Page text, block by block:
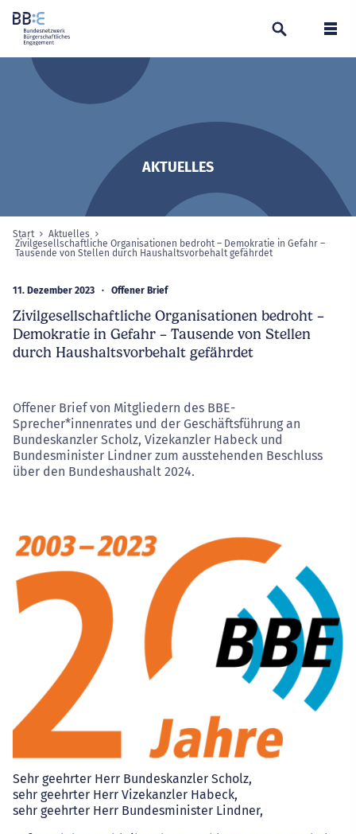
Suchen
AKTUELLES
Sie sind hier:
Start
Aktuelles
Zivilgesellschaftliche Organisationen bedroht – Demokratie in Gefahr –
Tausende von Stellen durch Haushaltsvorbehalt gefährdet
11. Dezember 2023 Offener Brief
Zivilgesellschaftliche Organisationen bedroht –
Demokratie in Gefahr – Tausende von Stellen
durch Haushaltsvorbehalt gefährdet
Offener Brief von Mitgliedern des BBE-
Sprecher*innenrates und der Geschäftsführung an
Bundeskanzler Scholz, Vizekanzler Habeck und
Bundesminister Lindner zum ausstehenden Beschluss
über den Bundeshaushalt 2024.
Sehr geehrter Herr Bundeskanzler Scholz,
sehr geehrter Herr Vizekanzler Habeck,
sehr geehrter Herr Bundesminister Lindner,